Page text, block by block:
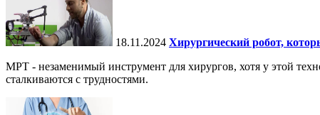
18.11.2024 Хирургический робот,
МРТ - незаменимый инструмент для хирургов, хотя у этой
сталкиваются с трудностями.